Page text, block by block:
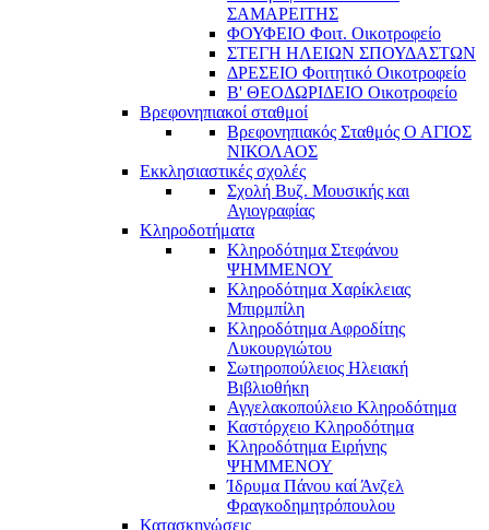
ΣΑΜΑΡΕΙΤΗΣ
ΦΟΥΦΕΙΟ Φοιτ. Οικοτροφείο
ΣΤΕΓΗ ΗΛΕΙΩΝ ΣΠΟΥΔΑΣΤΩΝ
ΔΡΕΣΕΙΟ Φοιτητικό Οικοτροφείο
Β' ΘΕΟΔΩΡΙΔΕΙΟ Οικοτροφείο
Βρεφονηπιακοί σταθμοί
Βρεφονηπιακός Σταθμός Ο ΑΓΙΟΣ
ΝΙΚΟΛΑΟΣ
Εκκλησιαστικές σχολές
Σχολή Βυζ. Μουσικής και
Αγιογραφίας
Κληροδοτήματα
Κληροδότημα Στεφάνου
ΨΗΜΜΕΝΟΥ
Κληροδότημα Χαρίκλειας
Μπιρμπίλη
Κληροδότημα Αφροδίτης
Λυκουργιώτου
Σωτηροπούλειος Ηλειακή
Βιβλιοθήκη
Αγγελακοπούλειο Κληροδότημα
Καστόρχειο Κληροδότημα
Κληροδότημα Ειρήνης
ΨΗΜΜΕΝΟΥ
Ίδρυμα Πάνου καί Άνζελ
Φραγκοδημητρόπουλου
Κατασκηνώσεις